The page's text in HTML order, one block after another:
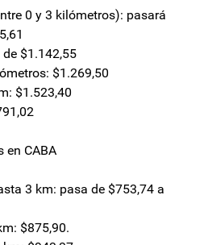
0 y 3 kilómetros): pasará
$1.142,55
$1.269,50
$1.523,40
en CABA
3 km: pasa de $753,74 a
$875,90.